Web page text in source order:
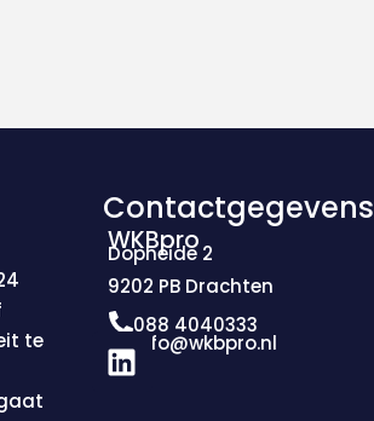
te
Contactgegevens
WKBpro
Dopheide 2
9202 PB Drachten
088 4040333
info@wkbpro.nl
L
i